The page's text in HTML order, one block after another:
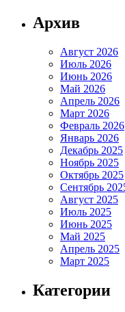
Архив
Август 2026
Июль 2026
Июнь 2026
Май 2026
Апрель 2026
Март 2026
Февраль 2026
Январь 2026
Декабрь 2025
Ноябрь 2025
Октябрь 2025
Сентябрь
Август 2025
Июль 2025
Июнь 2025
Май 2025
Апрель 2025
Март 2025
Категории